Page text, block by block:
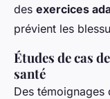
des exercices
prévient les
Études de cas
santé
Des